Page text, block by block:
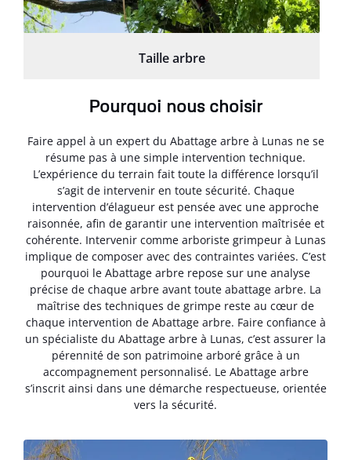
Taille arbre
Pourquoi nous choisir
Faire appel à un expert du Abattage arbre à Lunas ne se
résume pas à une simple intervention technique.
L’expérience du terrain fait toute la différence lorsqu’il
s’agit de intervenir en toute sécurité. Chaque
intervention d’élagueur est pensée avec une approche
raisonnée, afin de garantir une intervention maîtrisée et
cohérente. Intervenir comme arboriste grimpeur à Lunas
implique de composer avec des contraintes variées. C’est
pourquoi le Abattage arbre repose sur une analyse
précise de chaque arbre avant toute abattage arbre. La
maîtrise des techniques de grimpe reste au cœur de
chaque intervention de Abattage arbre. Faire confiance à
un spécialiste du Abattage arbre à Lunas, c’est assurer la
pérennité de son patrimoine arboré grâce à un
accompagnement personnalisé. Le Abattage arbre
s’inscrit ainsi dans une démarche respectueuse, orientée
vers la sécurité.